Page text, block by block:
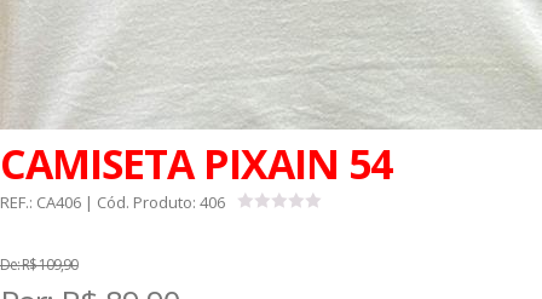
CAMISETA PIXAIN 54
REF.: CA406 | Cód. Produto: 406
De:R$ 109,90